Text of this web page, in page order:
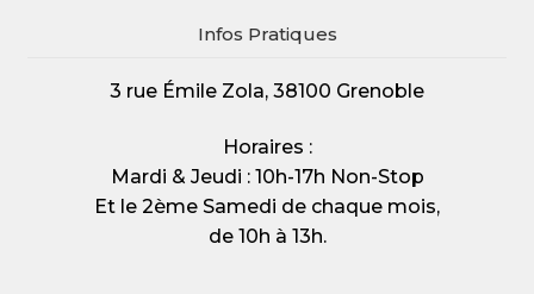
Infos Pratiques
3 rue Émile Zola, 38100 Grenoble
Horaires :
Mardi & Jeudi : 10h-17h Non-Stop
Et le 2ème Samedi de chaque mois,
de 10h à 13h.